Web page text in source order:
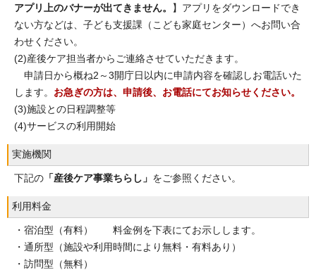
アプリ上のバナーが出てきません。
】アプリをダウンロードでき
ない方などは、子ども支援課（こども家庭センター）へお問い合
わせください。
(2)産後ケア担当者からご連絡させていただきます。
申請日から概ね2～3開庁日以内に申請内容を確認しお電話いた
します。 お急ぎの方は、申請後、お電話にてお知らせください。
(3)施設との日程調整等
(4)サービスの利用開始
実施機関
下記の 「産後ケア事業ちらし」 をご参照ください。
利用料金
・宿泊型（有料） 料金例を下表にてお示しします。
・通所型（施設や利用時間により無料・有料あり）
・訪問型（無料）